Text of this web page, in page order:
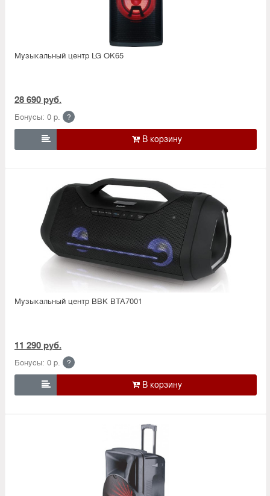
Музыкальный центр LG OK65
28 690 руб.
Бонусы: 0 р. ?

Музыкальный центр BBK BTA7001
11 290 руб.
Бонусы: 0 р. ?
